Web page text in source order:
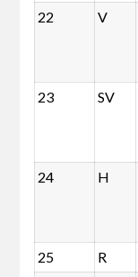
22
V
23
SV
24
H
25
R